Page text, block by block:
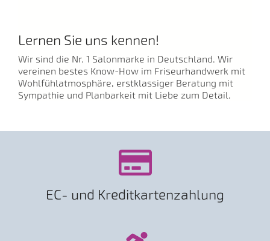
Lernen Sie uns kennen!
Wir sind die Nr. 1 Salonmarke in Deutschland. Wir
vereinen bestes Know-How im Friseurhandwerk mit
Wohlfühlatmosphäre, erstklassiger Beratung mit
Sympathie und Planbarkeit mit Liebe zum Detail.
EC- und Kreditkartenzahlung